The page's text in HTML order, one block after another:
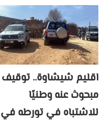
اقليم شيشاوة.. توقيف
مبحوث عنه وطنيًا
للاشتباه في تورطه في